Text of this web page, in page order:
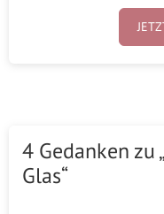
4 Gedanken zu
Glas“